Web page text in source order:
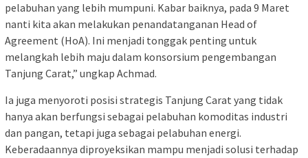
pelabuhan yang lebih mumpuni. Kabar baiknya, pada 9 Maret
nanti kita akan melakukan penandatanganan Head of
Agreement (HoA). Ini menjadi tonggak penting untuk
melangkah lebih maju dalam konsorsium pengembangan
Tanjung Carat,” ungkap Achmad.
Ia juga menyoroti posisi strategis Tanjung Carat yang tidak
hanya akan berfungsi sebagai pelabuhan komoditas industri
dan pangan, tetapi juga sebagai pelabuhan energi.
Keberadaannya diproyeksikan mampu menjadi solusi terhadap